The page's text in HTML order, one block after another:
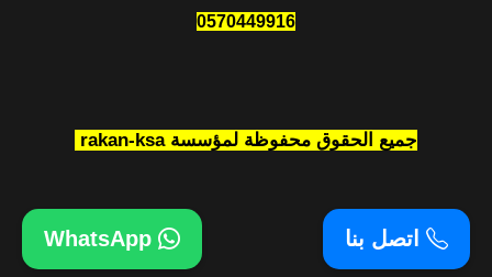
0570449916
جميع الحقوق محفوظة لمؤسسة rakan-ksa
اتصل بنا